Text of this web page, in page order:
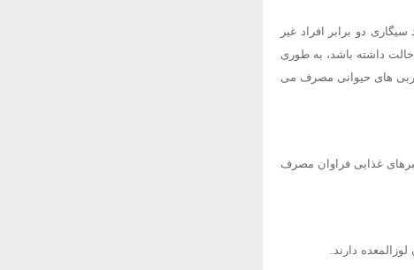
دو برابر افراد غیر
داشته باشد، به طوری
های حیوانی مصرف می
غذایی فراوان مصرف
دارند.